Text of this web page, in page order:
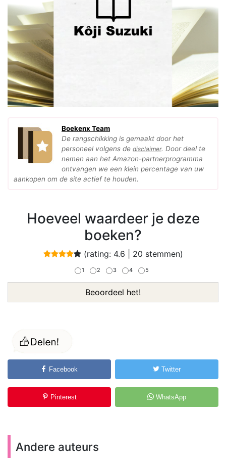
Boekenx Team
De rangschikking is gemaakt door het
personeel volgens de disclaimer. Door deel te
nemen aan het Amazon-partnerprogramma
ontvangen we een klein percentage van uw
aankopen om de site actief te houden.
Hoeveel waardeer je deze
boeken?
(rating: 4.6 20 stemmen)
1 2 3 4 5
Beoordeel het!
Facebook Twitter
Pinterest WhatsApp
Andere auteurs